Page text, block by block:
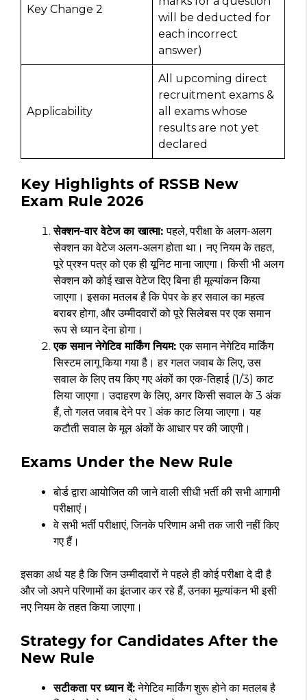
Key Change 2
will be deducted for
each incorrect
answer)
Applicability
All upcoming direct
recruitment exams &
all exams whose
results are not yet
declared
Key Highlights of RSSB New
Exam Rule 2026
सेक्शन-वार वेटेज का खात्मा:पहले, परीक्षा के अलग-अलग
सेक्शन का वेटेज अलग-अलग होता था। नए नियम के तहत,
पूरे प्रश्न पत्र को एक ही यूनिट माना जाएगा। किसी भी अलग
सेक्शन को कोई खास वेटेज दिए बिना ही मूल्यांकन किया
जाएगा। इसका मतलब है कि पेपर के हर सवाल का महत्व
बराबर होगा, और उम्मीदवारों को पूरे सिलेबस पर एक समान
रूप से ध्यान देना होगा।
एक समान नेगेटिव मार्किंग नियम:एक समान नेगेटिव मार्किंग
सिस्टम लागू किया गया है। हर गलत जवाब के लिए, उस
सवाल के लिए तय किए गए अंकों का एक-तिहाई (1/3) काट
लिया जाएगा। उदाहरण के लिए, अगर किसी सवाल के 3 अंक
हैं, तो गलत जवाब देने पर 1 अंक काट लिया जाएगा। यह
कटौती सवाल के मूल अंकों के आधार पर की जाएगी।
Exams Under the New Rule
बोर्ड द्वारा आयोजित की जाने वाली सीधी भर्ती की सभी आगामी
परीक्षाएं।
वे सभी भर्ती परीक्षाएं, जिनके परिणाम अभी तक जारी नहीं किए
गए हैं।
इसका अर्थ यह है कि जिन उम्मीदवारों ने पहले ही कोई परीक्षा दे दी है
और जो अपने परिणामों का इंतजार कर रहे हैं, उनका मूल्यांकन भी इसी
नए नियम के तहत किया जाएगा।
Strategy for Candidates After the
New Rule
सटीकता पर ध्यान दें:नेगेटिव मार्किंग शुरू होने का मतलब है